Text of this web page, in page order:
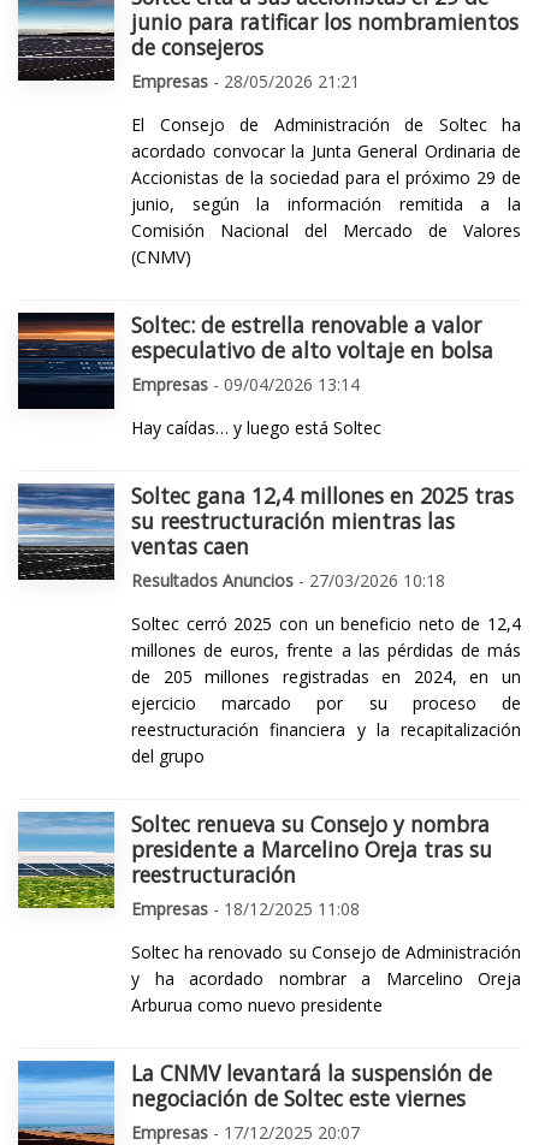
junio para ratificar los nombramientos
de consejeros
Empresas - 28/05/2026 21:21
El Consejo de Administración de Soltec ha
acordado convocar la Junta General Ordinaria de
Accionistas de la sociedad para el próximo 29 de
junio, según la información remitida a la
Comisión Nacional del Mercado de Valores
(CNMV)
Soltec: de estrella renovable a valor
especulativo de alto voltaje en bolsa
Empresas - 09/04/2026 13:14
Hay caídas… y luego está Soltec
Soltec gana 12,4 millones en 2025 tras
su reestructuración mientras las
ventas caen
Resultados Anuncios - 27/03/2026 10:18
Soltec cerró 2025 con un beneficio neto de 12,4
millones de euros, frente a las pérdidas de más
de 205 millones registradas en 2024, en un
ejercicio marcado por su proceso de
reestructuración financiera y la recapitalización
del grupo
Soltec renueva su Consejo y nombra
presidente a Marcelino Oreja tras su
reestructuración
Empresas - 18/12/2025 11:08
Soltec ha renovado su Consejo de Administración
y ha acordado nombrar a Marcelino Oreja
Arburua como nuevo presidente
La CNMV levantará la suspensión de
negociación de Soltec este viernes
Empresas - 17/12/2025 20:07